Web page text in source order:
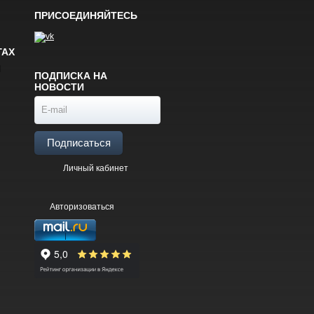
ПРИСОЕДИНЯЙТЕСЬ
ПОДПИСКА НА
НОВОСТИ
Подписаться
Личный кабинет
Авторизоваться